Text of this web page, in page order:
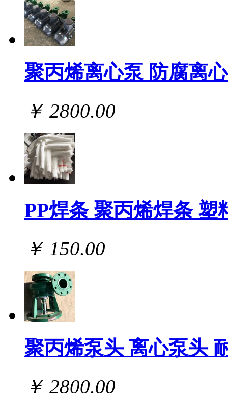
聚丙烯离心泵 防腐离
￥ 2800.00
PP焊条 聚丙烯焊条 塑
￥ 150.00
聚丙烯泵头 离心泵头
￥ 2800.00